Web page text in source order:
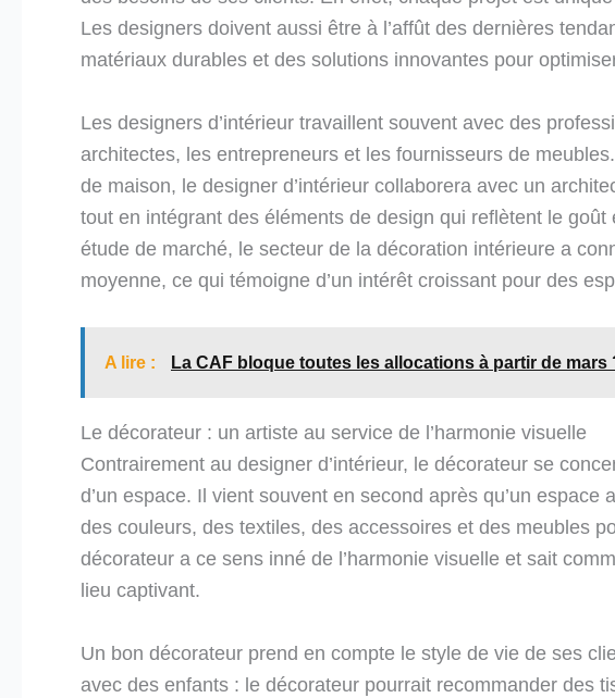
Les designers doivent aussi être à l’affût des dernières
matériaux durables et des solutions innovantes pour
Les designers d’intérieur travaillent souvent avec des
architectes, les entrepreneurs et les fournisseurs de
de maison, le designer d’intérieur collaborera avec un
tout en intégrant des éléments de design qui reflètent le
étude de marché, le secteur de la décoration intérieure a
moyenne, ce qui témoigne d’un intérêt croissant pour des
A lire : La CAF bloque toutes les allocations à partir de mars
Le décorateur : un artiste au service de l’harmonie visuelle
Contrairement au designer d’intérieur, le décorateur se
d’un espace. Il vient souvent en second après qu’un
des couleurs, des textiles, des accessoires et des meubles
décorateur a ce sens inné de l’harmonie visuelle et sait
lieu captivant.
Un bon décorateur prend en compte le style de vie de ses
avec des enfants : le décorateur pourrait recommander des